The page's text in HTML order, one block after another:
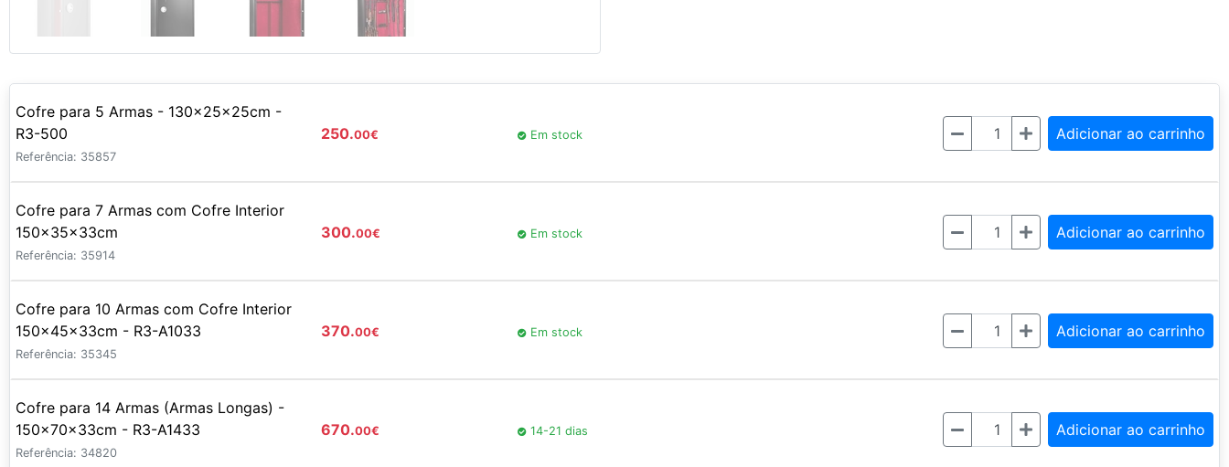
Cofre para 5 Armas - 130x25x25cm -
R3-500
Referência: 35857
250.00€ Em stock Quantidade Adicionar ao carrinho
Cofre para 7 Armas com Cofre Interior
150x35x33cm
Referência: 35914
300.00€ Em stock Quantidade Adicionar ao carrinho
Cofre para 10 Armas com Cofre Interior
150x45x33cm - R3-A1033
Referência: 35345
370.00€ Em stock Quantidade Adicionar ao carrinho
Cofre para 14 Armas (Armas Longas) -
150x70x33cm - R3-A1433
Referência: 34820
670.00€ 14-21 dias Quantidade Adicionar ao carrinho